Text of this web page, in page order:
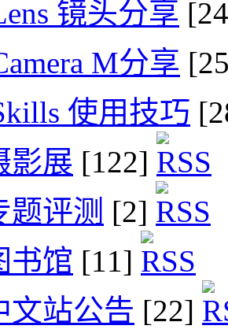
镜头分享
M分享
使用技巧
影展 [122]
题评测 [2]
书馆 [11]
文站公告 [22]